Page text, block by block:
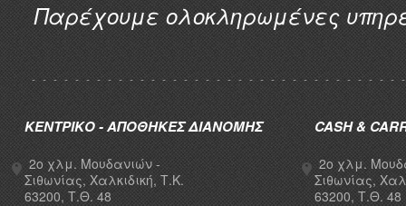
Παρέχουμε ολοκληρωμένες
ΚΕΝΤΡΙΚΟ - ΑΠΟΘΗΚΕΣ ΔΙΑΝΟΜΗΣ
2ο χλμ. Μουδανιών -
Σιθωνίας, Χαλκιδική, Τ.Κ.
63200, Τ.Θ. 48
CASH &
2ο χλμ.
Σιθωνίας,
63200, Τ.Θ. 48